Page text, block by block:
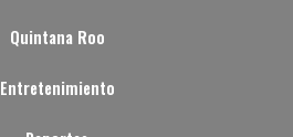
Quintana Roo
Entretenimiento